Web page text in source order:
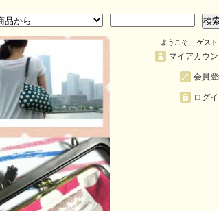
検
ようこそ、 ゲスト
マイアカウン
会員
ログ